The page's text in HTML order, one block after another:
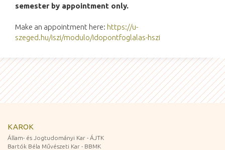
semester by appointment only.
Make an appointment here: https://u-
szeged.hu/iszi/modulo/idopontfoglalas-hszi
KAROK
Állam- és Jogtudományi Kar - ÁJTK
Bartók Béla Művészeti Kar - BBMK